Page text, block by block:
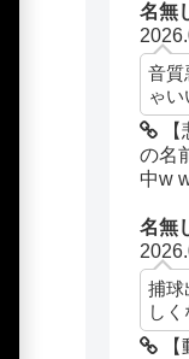
名無
音質
ゃい
の名
中w
名無
捕球
し